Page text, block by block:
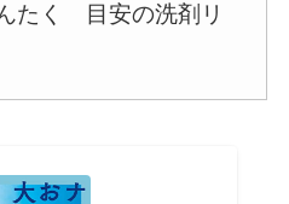
たく 目安の洗剤リ